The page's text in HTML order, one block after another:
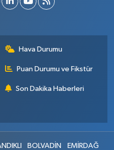
Hava Durumu
Puan Durumu ve Fikstür
Son Dakika Haberleri
BOLVADİN
EMİRDAĞ